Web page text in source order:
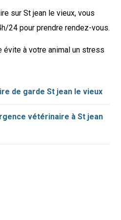
sur St jean le vieux, vous
24 pour prendre rendez-vous.
évite à votre animal un stress
de garde St jean le vieux
vétérinaire à St jean